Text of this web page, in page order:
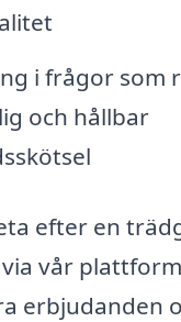
i frågor som
och hållbar
efter en
vår
erbjudanden